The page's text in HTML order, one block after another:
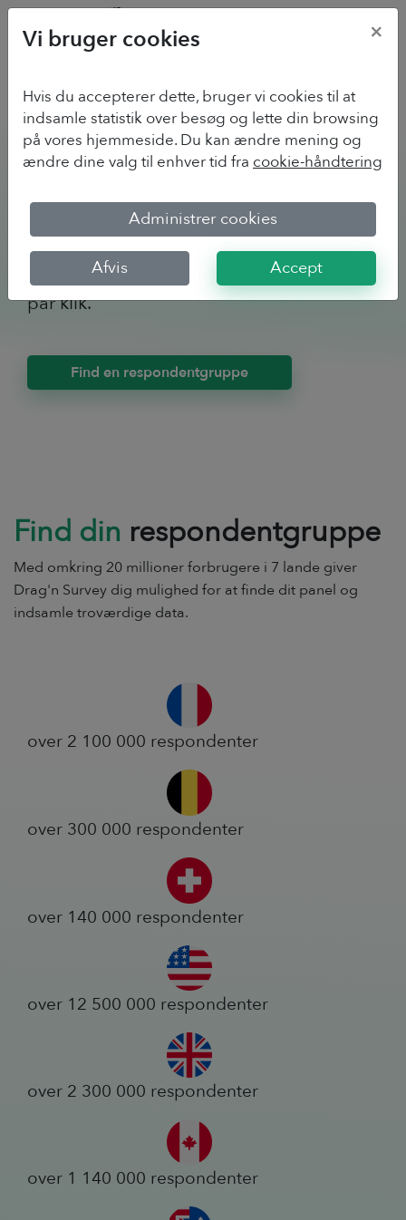
Udspørg et
onlinepanel
Opnå hurtigt kvalitative svar på dine
spørgeskemaer. Adgang til mere end 2
millioner danske paneldeltagere med et
par klik.
Find en respondentgruppe
Find din respondentgruppe
Med omkring 20 millioner forbrugere i 7 lande giver
Drag'n Survey dig mulighed for at finde dit panel og
indsamle troværdige data.
over 2 100 000 respondenter
over 300 000 respondenter
over 140 000 respondenter
over 12 500 000 respondenter
over 2 300 000 respondenter
over 1 140 000 respondenter
Vi bruger cookies ×
Hvis du accepterer dette, bruger vi cookies til at
indsamle statistik over besøg og lette din browsing
på vores hjemmeside. Du kan ændre mening og
ændre dine valg til enhver tid fra cookie-håndtering
Administrer cookies
Afvis Accept